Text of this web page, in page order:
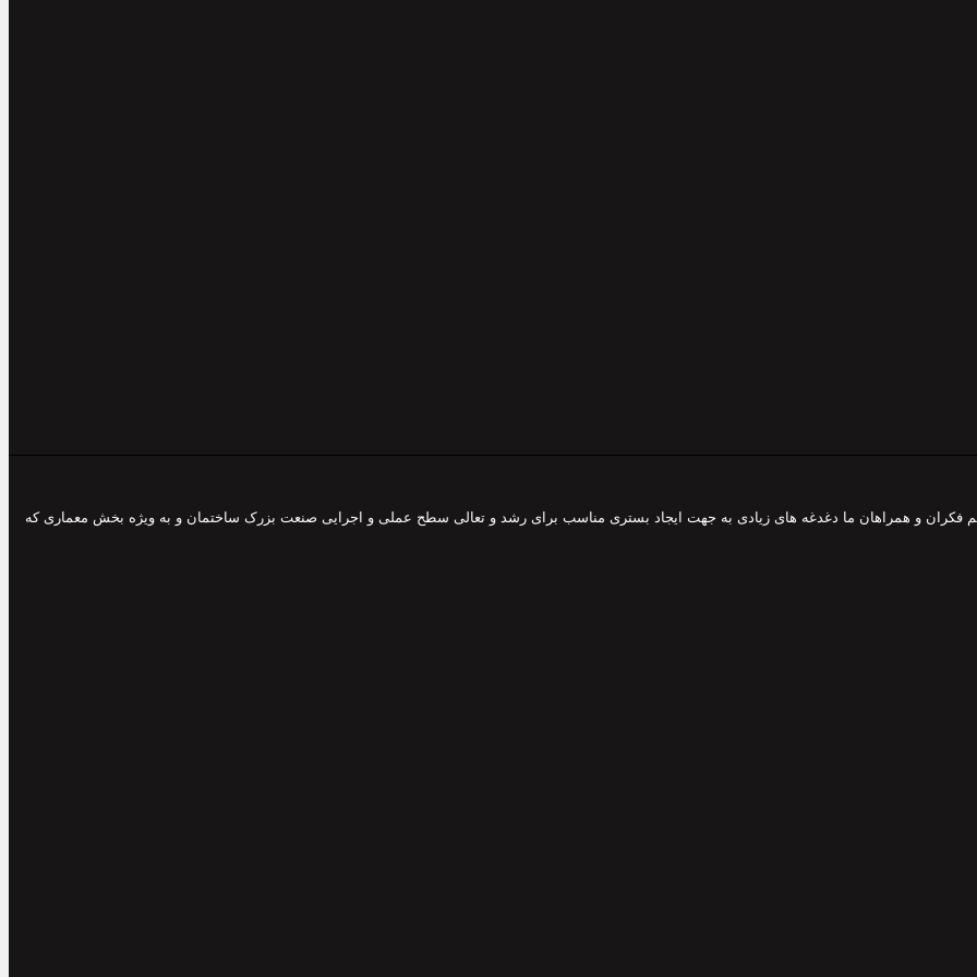
فکران و همراهان ما دغدغه های زیادی به جهت ایجاد بستری مناسب برای رشد و تعالی سطح عملی و اجرایی صنعت بزرک ساختمان و به ویژه بخش معماری که